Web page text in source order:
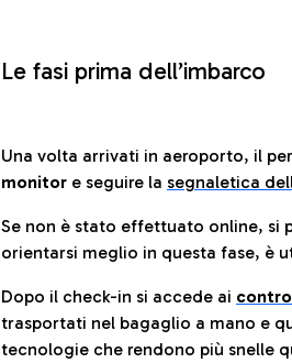
Le fasi prima dell’imbarco
Una volta arrivati in aeroporto, il
monitor e seguire la segnaletica
Se non è stato effettuato online, si
orientarsi meglio in questa fase, è
Dopo il check-in si accede ai
trasportati nel bagaglio a mano e
tecnologie che rendono più snelle